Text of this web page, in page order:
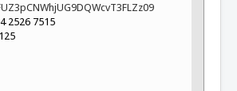
2526 7515